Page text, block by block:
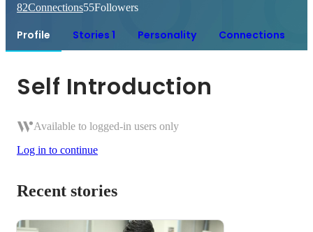
82Connections55Followers
Profile Stories 1 Personality Connections
Self Introduction
Available to logged-in users only
Log in to continue
Recent stories